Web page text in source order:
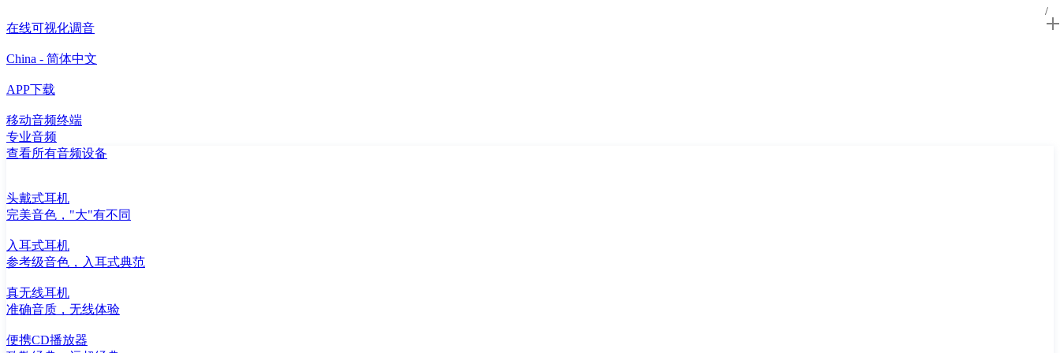
在线可视化调音
China - 简体中文
APP下载
移动音频终端
专业音频
查看所有音频设备
头戴式耳机
完美音色，"大"有不同
入耳式耳机
参考级音色，入耳式典范
真无线耳机
准确音质，无线体验
便携CD播放器